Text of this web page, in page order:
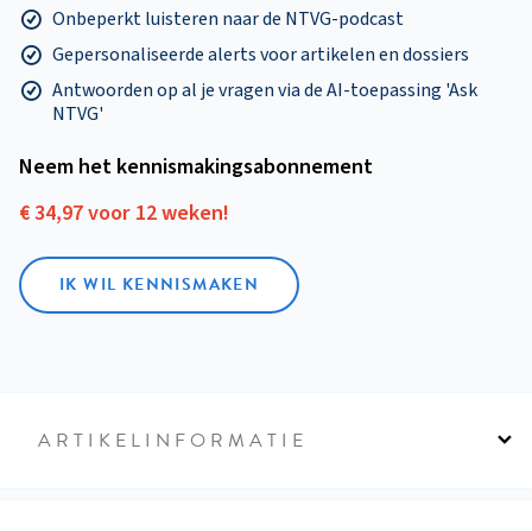
Onbeperkt luisteren naar de NTVG-podcast
Gepersonaliseerde alerts voor artikelen en dossiers
Antwoorden op al je vragen via de AI-toepassing 'Ask
NTVG'
Neem het kennismakings­abonnement
€ 34,97 voor 12 weken!
IK WIL KENNISMAKEN
ARTIKELINFORMATIE